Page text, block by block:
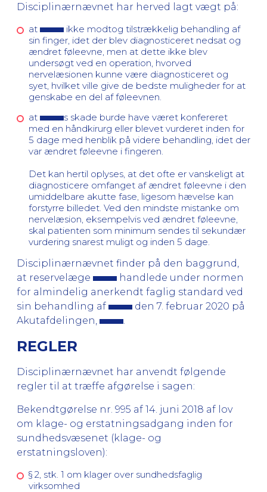
Disciplinærnævnet har herved lagt vægt på:
at
ikke modtog tilstrækkelig behandling af
sin finger, idet der blev diagnosticeret nedsat og
ændret føleevne, men at dette ikke blev
undersøgt ved en operation, hvorved
nervelæsionen kunne være diagnosticeret og
syet, hvilket ville give de bedste muligheder for at
genskabe en del af føleevnen.
at
s skade burde have været konfereret
med en håndkirurg eller blevet vurderet inden for
5 dage med henblik på videre behandling, idet der
var ændret føleevne i fingeren.
Det kan hertil oplyses, at det ofte er vanskeligt at
diagnosticere omfanget af ændret føleevne i den
umiddelbare akutte fase, ligesom hævelse kan
forstyrre billedet. Ved den mindste mistanke om
nervelæsion, eksempelvis ved ændret føleevne,
skal patienten som minimum sendes til sekundær
vurdering snarest muligt og inden 5 dage.
Disciplinærnævnet finder på den baggrund,
at reservelæge
handlede under normen
for almindelig anerkendt faglig standard ved
sin behandling af
den 7. februar 2020 på
Akutafdelingen,
REGLER
Disciplinærnævnet har anvendt følgende
regler til at træffe afgørelse i sagen:
Bekendtgørelse nr. 995 af 14. juni 2018 af lov
om klage- og erstatningsadgang inden for
sundhedsvæsenet (klage- og
erstatningsloven):
§ 2, stk. 1 om klager over sundhedsfaglig
virksomhed